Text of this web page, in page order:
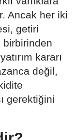
Ancak her iki
getiri
birbirinden
kararı
değil,
gerektiğini